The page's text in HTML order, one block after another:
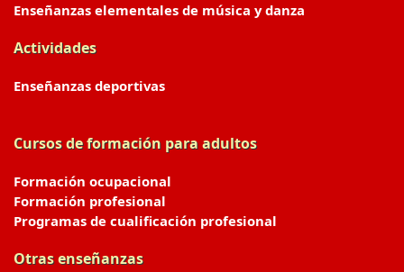
Enseñanzas elementales de música y danza
Actividades
Enseñanzas deportivas
Cursos de formación para adultos
Formación ocupacional
Formación profesional
Programas de cualificación profesional
Otras enseñanzas